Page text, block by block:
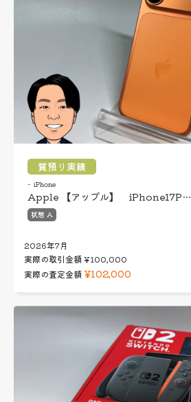
質預り実績
iPhone
Apple 【アップル】 iPhone17P…
状態 A
2026年7月
実際の取引金額¥100,000
実際の査定金額 ¥102,000